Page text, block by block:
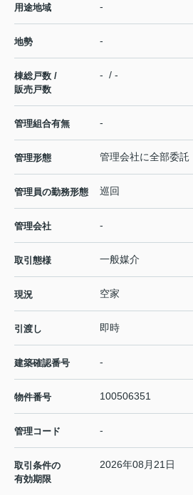
用途地域 -
地勢 -
棟総戸数 /
販売戸数
- / -
管理組合有無 -
管理形態 管理会社に全部委託
管理員の勤務形態 巡回
管理会社 -
取引態様 一般媒介
現況 空家
引渡し 即時
建築確認番号 -
物件番号 100506351
管理コード -
取引条件の
有効期限
2026年08月21日